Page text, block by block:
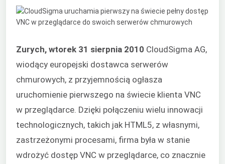
Zurych, wtorek 31 sierpnia 2010 CloudSigma AG,
wiodący europejski dostawca serwerów
chmurowych, z przyjemnością ogłasza
uruchomienie pierwszego na świecie klienta VNC
w przeglądarce. Dzięki połączeniu wielu innowacji
technologicznych, takich jak HTML5, z własnymi,
zastrzeżonymi procesami, firma była w stanie
wdrożyć dostęp VNC w przeglądarce, co znacznie